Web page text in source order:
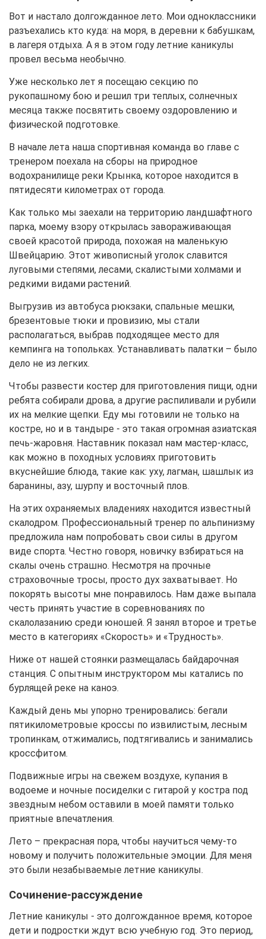
Вот и настало долгожданное лето. Мои одноклассники
разъехались кто куда: на моря, в деревни к бабушкам,
в лагеря отдыха. А я в этом году летние каникулы
провел весьма необычно.
Уже несколько лет я посещаю секцию по
рукопашному бою и решил три теплых, солнечных
месяца также посвятить своему оздоровлению и
физической подготовке.
В начале лета наша спортивная команда во главе с
тренером поехала на сборы на природное
водохранилище реки Крынка, которое находится в
пятидесяти километрах от города.
Как только мы заехали на территорию ландшафтного
парка, моему взору открылась завораживающая
своей красотой природа, похожая на маленькую
Швейцарию. Этот живописный уголок славится
луговыми степями, лесами, скалистыми холмами и
редкими видами растений.
Выгрузив из автобуса рюкзаки, спальные мешки,
брезентовые тюки и провизию, мы стали
располагаться, выбрав подходящее место для
кемпинга на топольках. Устанавливать палатки – было
дело не из легких.
Чтобы развести костер для приготовления пищи, одни
ребята собирали дрова, а другие распиливали и рубили
их на мелкие щепки. Еду мы готовили не только на
костре, но и в тандыре - это такая огромная азиатская
печь-жаровня. Наставник показал нам мастер-класс,
как можно в походных условиях приготовить
вкуснейшие блюда, такие как: уху, лагман, шашлык из
баранины, азу, шурпу и восточный плов.
На этих охраняемых владениях находится известный
скалодром. Профессиональный тренер по альпинизму
предложила нам попробовать свои силы в другом
виде спорта. Честно говоря, новичку взбираться на
скалы очень страшно. Несмотря на прочные
страховочные тросы, просто дух захватывает. Но
покорять высоты мне понравилось. Нам даже выпала
честь принять участие в соревнованиях по
скалолазанию среди юношей. Я занял второе и третье
место в категориях «Скорость» и «Трудность».
Ниже от нашей стоянки размещалась байдарочная
станция. С опытным инструктором мы катались по
бурлящей реке на каноэ.
Каждый день мы упорно тренировались: бегали
пятикилометровые кроссы по извилистым, лесным
тропинкам, отжимались, подтягивались и занимались
кроссфитом.
Подвижные игры на свежем воздухе, купания в
водоеме и ночные посиделки с гитарой у костра под
звездным небом оставили в моей памяти только
приятные впечатления.
Лето – прекрасная пора, чтобы научиться чему-то
новому и получить положительные эмоции. Для меня
это были незабываемые летние каникулы.
Сочинение-рассуждение
Летние каникулы - это долгожданное время, которое
дети и подростки ждут всю учебную год. Это период,